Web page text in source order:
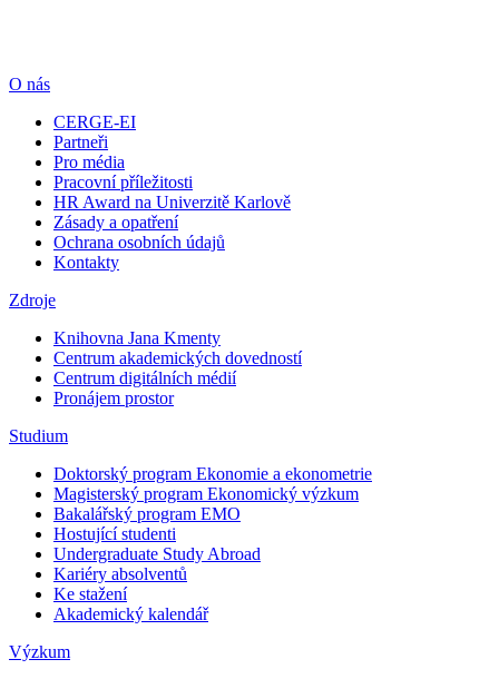
O nás
CERGE-EI
Partneři
Pro média
Pracovní příležitosti
HR Award na Univerzitě Karlově
Zásady a opatření
Ochrana osobních údajů
Kontakty
Zdroje
Knihovna Jana Kmenty
Centrum akademických dovedností
Centrum digitálních médií
Pronájem prostor
Studium
Doktorský program Ekonomie a ekonometrie
Magisterský program Ekonomický výzkum
Bakalářský program EMO
Hostující studenti
Undergraduate Study Abroad
Kariéry absolventů
Ke stažení
Akademický kalendář
Výzkum